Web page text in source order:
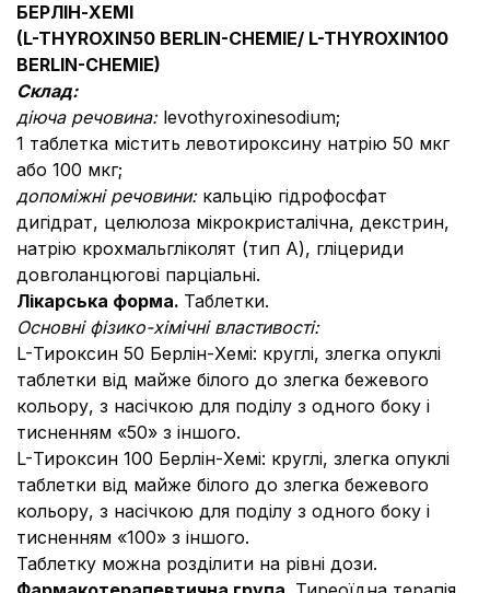
БЕРЛІН-ХЕМІ
(L-THYROXIN50 BERLIN-CHEMIE/ L-THYROXIN100
BERLIN-CHEMIE)
Склад:
діюча речовина: levothyroxinesodium;
1 таблетка містить левотироксину натрію 50 мкг
або 100 мкг;
допоміжні речовини: кальцію гідрофосфат
дигідрат, целюлоза мікрокристалічна, декстрин,
натрію крохмальгліколят (тип А), гліцериди
довголанцюгові парціальні.
Лікарська форма. Таблетки.
Основні фізико-хімічні властивості:
L-Тироксин 50 Берлін-Хемі: круглі, злегка опуклі
таблетки від майже білого до злегка бежевого
кольору, з насічкою для поділу з одного боку і
тисненням «50» з іншого.
L-Тироксин 100 Берлін-Хемі: круглі, злегка опуклі
таблетки від майже білого до злегка бежевого
кольору, з насічкою для поділу з одного боку і
тисненням «100» з іншого.
Таблетку можна розділити на рівні дози.